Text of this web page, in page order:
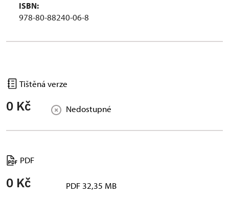
ISBN:
978-80-88240-06-8
Tištěná verze
0 Kč Nedostupné
PDF
0 Kč PDF 32,35 MB